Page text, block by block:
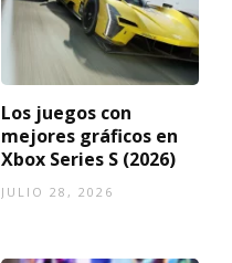
Los juegos con
mejores gráficos en
Xbox Series S (2026)
JULIO 28, 2026